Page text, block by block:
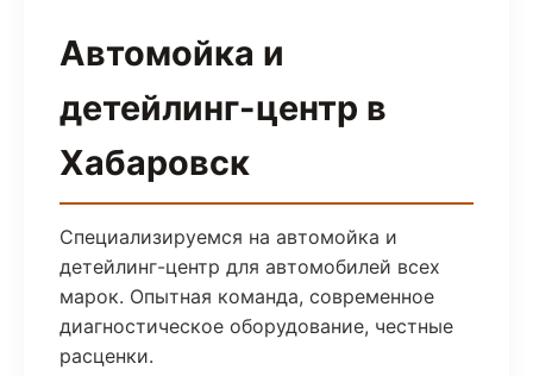
Автомойка и
детейлинг-центр в
Хабаровск
Специализируемся на автомойка и
детейлинг-центр для автомобилей всех
марок. Опытная команда, современное
диагностическое оборудование, честные
расценки.